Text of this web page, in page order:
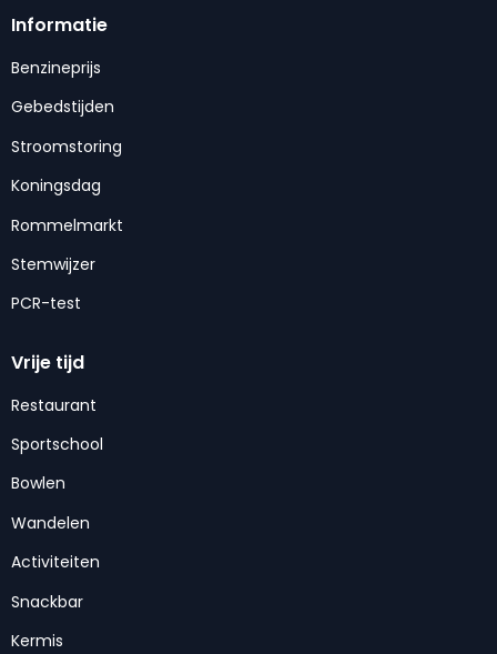
Informatie
Benzineprijs
Gebedstijden
Stroomstoring
Koningsdag
Rommelmarkt
Stemwijzer
PCR-test
Vrije tijd
Restaurant
Sportschool
Bowlen
Wandelen
Activiteiten
Snackbar
Kermis